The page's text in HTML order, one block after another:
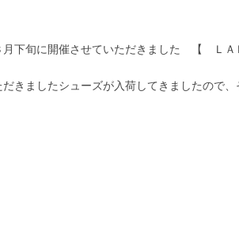
下旬に開催させていただきました 【 Ｌ
きましたシューズが入荷してきましたので、